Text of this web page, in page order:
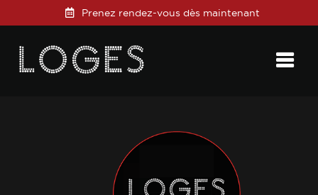
Prenez rendez-vous dès maintenant